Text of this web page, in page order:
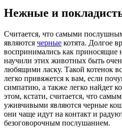
Нежные и
Считается, что самыми
являются черные котята. Долгое
воспринимались как приносящие
научили этих животных быть
любящими ласку. Такой котенок
легко привяжется к вам, если
симпатию, а также легко найдет
этом, кстати, считается, что
уживчивыми являются черные
они чаще идут на контакт и
безоговорочным послушанием.